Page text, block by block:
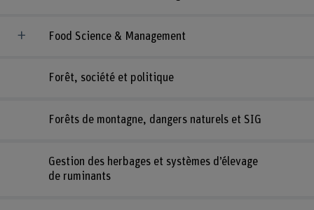
Food Science & Management
Forêt, société et politique
Forêts de montagne, dangers naturels et SIG
Gestion des herbages et systèmes d’élevage
de ruminants